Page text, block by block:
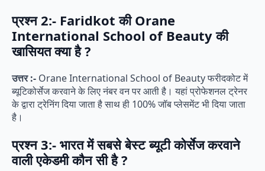
प्रश्न 2:- Faridkot की Orane
International School of Beauty की
खासियत क्या है ?
उत्तर :- Orane International School of Beauty फरीदकोट में
ब्यूटिकोर्सेज करवाने के लिए नंबर वन पर आती है। यहां प्रोफेशनल ट्रेनर
के द्वारा ट्रेनिंग दिया जाता है साथ ही 100% जॉब प्लेसमेंट भी दिया जाता
है।
प्रश्न 3:- भारत में सबसे बेस्ट ब्यूटी कोर्सेज करवाने
वाली एकेडमी कौन सी है ?